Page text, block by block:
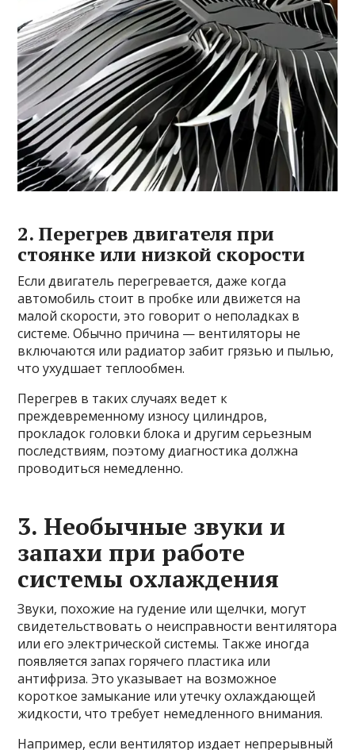
2. Перегрев двигателя при
стоянке или низкой скорости
Если двигатель перегревается, даже когда
автомобиль стоит в пробке или движется на
малой скорости, это говорит о неполадках в
системе. Обычно причина — вентиляторы не
включаются или радиатор забит грязью и пылью,
что ухудшает теплообмен.
Перегрев в таких случаях ведет к
преждевременному износу цилиндров,
прокладок головки блока и другим серьезным
последствиям, поэтому диагностика должна
проводиться немедленно.
3. Необычные звуки и
запахи при работе
системы охлаждения
Звуки, похожие на гудение или щелчки, могут
свидетельствовать о неисправности вентилятора
или его электрической системы. Также иногда
появляется запах горячего пластика или
антифриза. Это указывает на возможное
короткое замыкание или утечку охлаждающей
жидкости, что требует немедленного внимания.
Например, если вентилятор издает непрерывный